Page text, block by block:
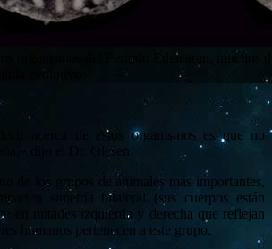
los organismos del Período Ediacaran, muchos
evolutivos
acerca de estos organismos es que no
dijo el Dr. Olesen.
de los grupos de animales más importantes,
simetría bilateral (sus cuerpos están
en mitades izquierda y derecha que reflejan
humanos pertenecen a este grupo.